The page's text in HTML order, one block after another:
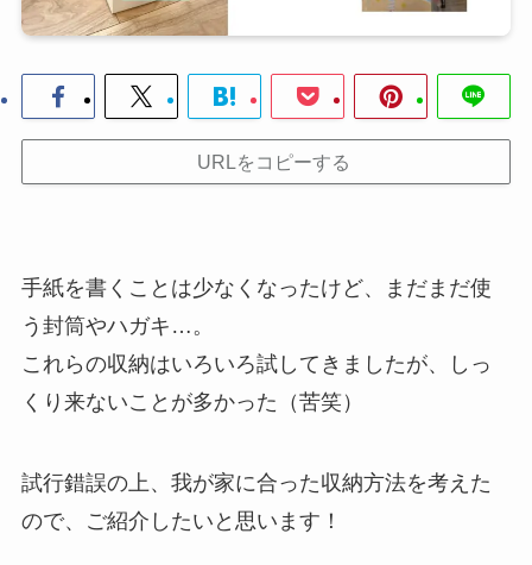
URLをコピーする
手紙を書くことは少なくなったけど、まだまだ使
う封筒やハガキ…。
これらの収納はいろいろ試してきましたが、しっ
くり来ないことが多かった（苦笑）
試行錯誤の上、我が家に合った収納方法を考えた
ので、ご紹介したいと思います！